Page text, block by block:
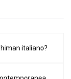
italiano?